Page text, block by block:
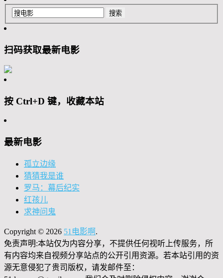
扫码获取最新电影
按 Ctrl+D 键，收藏本站
最新电影
孤立边缘
猜猜我是谁
罗马：幕后纪实
红孩儿
求神问鬼
Copyright © 2026 51电影啊 .
免责声明:本站仅为内容分享，不提供任何视听上传服务，所
有内容均来自视频分享站点的公开引用资源。若本站引用的资
源无意侵犯了贵司版权，请发邮件至：